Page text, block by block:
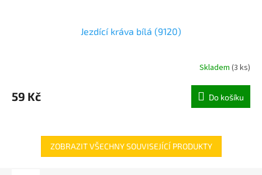
Jezdící kráva bílá (9120)
Skladem (3 ks)
59 Kč Do košíku
ZOBRAZIT VŠECHNY SOUVISEJÍCÍ PRODUKTY